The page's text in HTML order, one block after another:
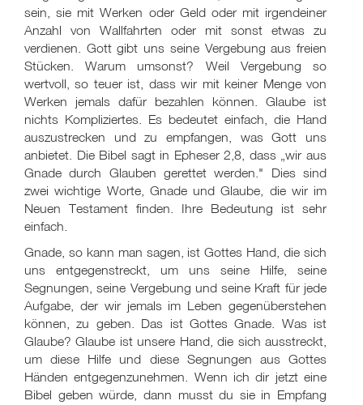
sein, sie mit Werken oder Geld oder mit irgendeiner
Anzahl von Wallfahrten oder mit sonst etwas zu
verdienen. Gott gibt uns seine Vergebung aus freien
Stücken. Warum umsonst? Weil Vergebung so
wertvoll, so teuer ist, dass wir mit keiner Menge von
Werken jemals dafür bezahlen können. Glaube ist
nichts Kompliziertes. Es bedeutet einfach, die Hand
auszustrecken und zu empfangen, was Gott uns
anbietet. Die Bibel sagt in Epheser 2,8, dass „wir aus
Gnade durch Glauben gerettet werden." Dies sind
zwei wichtige Worte, Gnade und Glaube, die wir im
Neuen Testament finden. Ihre Bedeutung ist sehr
einfach.
Gnade, so kann man sagen, ist Gottes Hand, die sich
uns entgegenstreckt, um uns seine Hilfe, seine
Segnungen, seine Vergebung und seine Kraft für jede
Aufgabe, der wir jemals im Leben gegenüberstehen
können, zu geben. Das ist Gottes Gnade. Was ist
Glaube? Glaube ist unsere Hand, die sich ausstreckt,
um diese Hilfe und diese Segnungen aus Gottes
Händen entgegenzunehmen. Wenn ich dir jetzt eine
Bibel geben würde, dann musst du sie in Empfang